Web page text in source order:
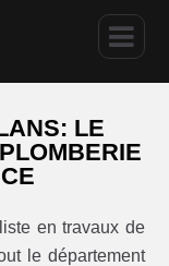
LE
en travaux de
le département